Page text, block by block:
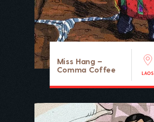
Miss Hang –
Comma Coffee
LAOS